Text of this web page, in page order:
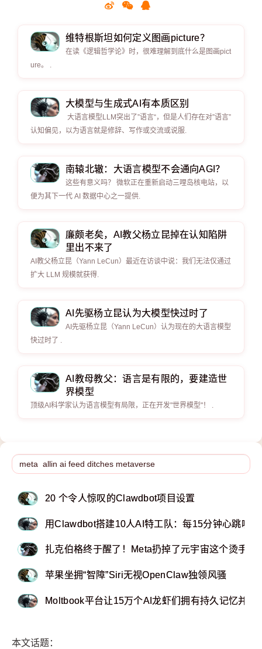
维特根斯坦如何定义图画picture？
在读《逻辑哲学论》时，很难理解到底什么是图画pict
ure。 .
大模型与生成式AI有本质区别
大语言模型LLM突出了”语言“，但是人们存在对”语言”
认知偏见，以为语言就是修辞、写作或交流或说服.
南辕北辙：大语言模型不会通向AGI？
这些有意义吗？ 微软正在重新启动三哩岛核电站，以
便为其下一代 AI 数据中心之一提供.
廉颇老矣，AI教父杨立昆掉在认知陷阱
里出不来了
AI教父杨立昆（Yann LeCun）最近在访谈中说：我们无法仅通过
扩大 LLM 规模就获得.
AI先驱杨立昆认为大模型快过时了
AI先驱杨立昆（Yann LeCun）认为现在的大语言模型
快过时了 .
AI教母教父：语言是有限的，要建造世
界模型
顶级AI科学家认为语言模型有局限，正在开发"世界模型"！ .
20 个令人惊叹的Clawdbot项目设置
用Clawdbot搭建10人AI特工队：每15分钟心跳唤
扎克伯格终于醒了！Meta扔掉了元宇宙这个烫手山
苹果坐拥“智障”Siri无视OpenClaw独领风骚
Moltbook平台让15万个AI龙虾们拥有持久记忆并自
本文话题：